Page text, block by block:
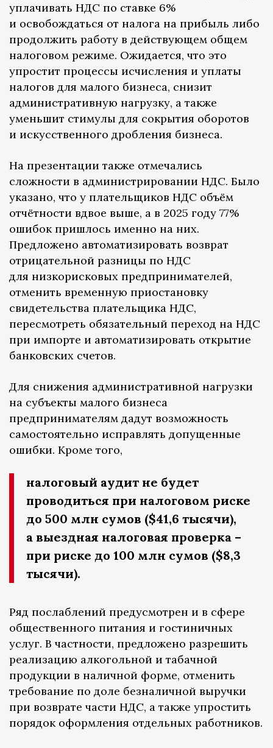
уплачивать НДС по ставке 6%
и освобождаться от налога на прибыль либо
продолжить работу в действующем общем
налоговом режиме. Ожидается, что это
упростит процессы исчисления и уплаты
налогов для малого бизнеса, снизит
административную нагрузку, а также
уменьшит стимулы для сокрытия оборотов
и искусственного дробления бизнеса.
На презентации также отмечались
сложности в администрировании НДС. Было
указано, что у плательщиков НДС объём
отчётности вдвое выше, а в 2025 году 77%
ошибок пришлось именно на них.
Предложено автоматизировать возврат
отрицательной разницы по НДС
для низкорисковых предпринимателей,
отменить временную приостановку
свидетельства плательщика НДС,
пересмотреть обязательный переход на НДС
при импорте и автоматизировать открытие
банковских счетов.
Для снижения административной нагрузки
на субъекты малого бизнеса
предпринимателям дадут возможность
самостоятельно исправлять допущенные
ошибки. Кроме того,
налоговый аудит не будет
проводиться при налоговом риске
до 500 млн сумов ($41,6 тысячи),
а выездная налоговая проверка –
при риске до 100 млн сумов ($8,3
тысячи).
Ряд послаблений предусмотрен и в сфере
общественного питания и гостиничных
услуг. В частности, предложено разрешить
реализацию алкогольной и табачной
продукции в наличной форме, отменить
требование по доле безналичной выручки
при возврате части НДС, а также упростить
порядок оформления отдельных работников.